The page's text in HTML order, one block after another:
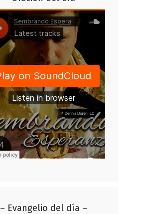
– Evangelio del día –